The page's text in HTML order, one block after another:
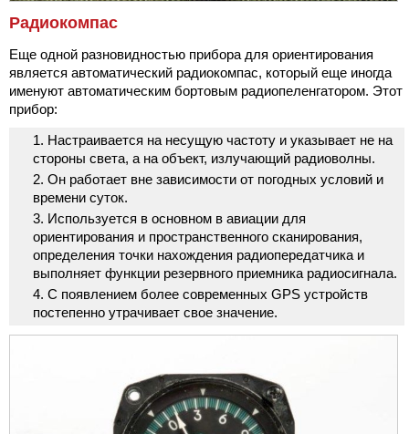
Радиокомпас
Еще одной разновидностью прибора для ориентирования
является автоматический радиокомпас, который еще иногда
именуют автоматическим бортовым радиопеленгатором. Этот
прибор:
Настраивается на несущую частоту и указывает не на
стороны света, а на объект, излучающий радиоволны.
Он работает вне зависимости от погодных условий и
времени суток.
Используется в основном в авиации для
ориентирования и пространственного сканирования,
определения точки нахождения радиопередатчика и
выполняет функции резервного приемника радиосигнала.
С появлением более современных GPS устройств
постепенно утрачивает свое значение.